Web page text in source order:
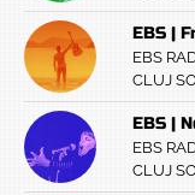
EBS |
EBS
CLUJ
EBS |
EBS
CLUJ